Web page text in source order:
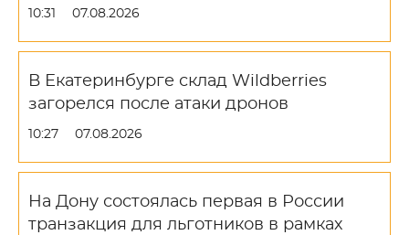
10:31 07.08.2026
В Екатеринбурге склад Wildberries
загорелся после атаки дронов
10:27 07.08.2026
На Дону состоялась первая в России
транзакция для льготников в рамках